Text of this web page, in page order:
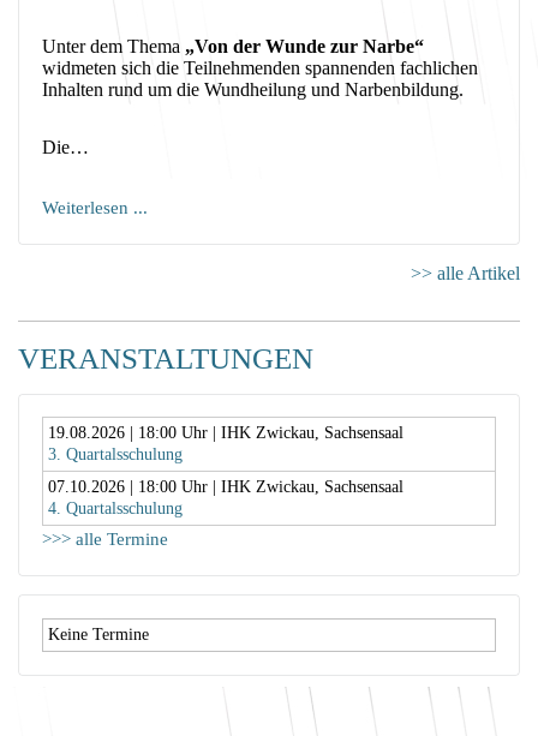
Unter dem Thema „Von der Wunde zur Narbe“
widmeten sich die Teilnehmenden spannenden fachlichen
Inhalten rund um die Wundheilung und Narbenbildung.
Die…
Weiterlesen ...
>> alle Artikel
VERANSTALTUNGEN
19.08.2026 18:00 Uhr | IHK Zwickau, Sachsensaal
3. Quartalsschulung
07.10.2026
18:00 Uhr | IHK Zwickau, Sachsensaal
4. Quartalsschulung
>>> alle Termine
Keine Termine